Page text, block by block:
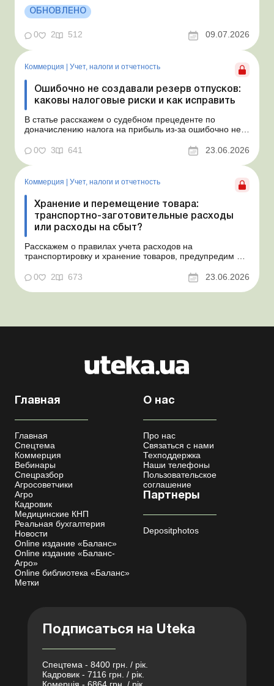
действовать с середины месяца. Предприятие
арендует у физлица автомобиль с 15.07.2026.
Согласно условиям договора арендная плата
составляет 4 000 грн в месяц. Возн...
ОБНОВЛЕНО
0 2 512 09.07.2026
Коммерция | Учет, налоги и отчетность
Ошибочно не создавали резерв отпусков:
каковы налоговые риски и как исправить
В статье расскажем о судебном прецеденте по
доначислению налога на прибыль из-за ошибочно не
рекомендации, как минимизировать налоговые риски.
Проблемные расходы: налоговые риски и судебная
практика Понимаем ваши волнения в связи с
ошибочным несоздан...
0 3 641 23.06.2026
Коммерция | Учет, налоги и отчетность
Хранение и перемещение товара:
транспортно-заготовительные расходы
или расходы на сбыт?
Расскажем о правилах учета расходов на
транспортировку и хранение товаров, предупредим о
нормативное обоснование. Проблемные расходы:
налоговые риски и судебная практика Казалось бы, в
этом вопросе неоднозначности быть не может. Но, как
0 2 673 23.06.2026
Главная
Главная
Спецтема
Коммерция
Вебинары
Спецразбор
Агросоветчики
Агро
Кадровик
Медицинские КНП
Реальная бухгалтерия
Новости
Online издание «Баланс»
Online издание «Баланс-
Агро»
Online библиотека «Баланс»
Метки
О нас
Про нас
Связаться с нами
Техподдержка
Наши телефоны
Пользовательское
соглашение
Партнеры
Depositphotos
Подписаться на Uteka
Спецтема - 8400 грн. / рік.
Кадровик - 7116 грн. / рік.